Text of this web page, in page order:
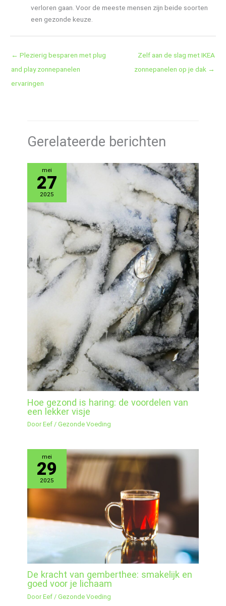
verloren gaan. Voor de meeste mensen zijn beide soorten
een gezonde keuze.
← Plezierig besparen met plug
and play zonnepanelen
ervaringen
Zelf aan de slag met IKEA
zonnepanelen op je dak →
Gerelateerde berichten
mei
27
2025
Hoe gezond is haring: de voordelen van
een lekker visje
DoorEef/Gezonde Voeding
mei
29
2025
De kracht van gemberthee: smakelijk en
goed voor je lichaam
DoorEef /Gezonde Voeding